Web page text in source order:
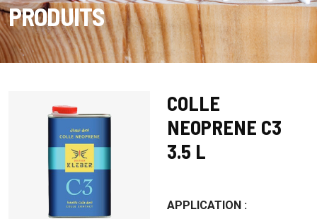
PRODUITS
COLLE
NEOPRENE C3
3.5 L
APPLICATION :